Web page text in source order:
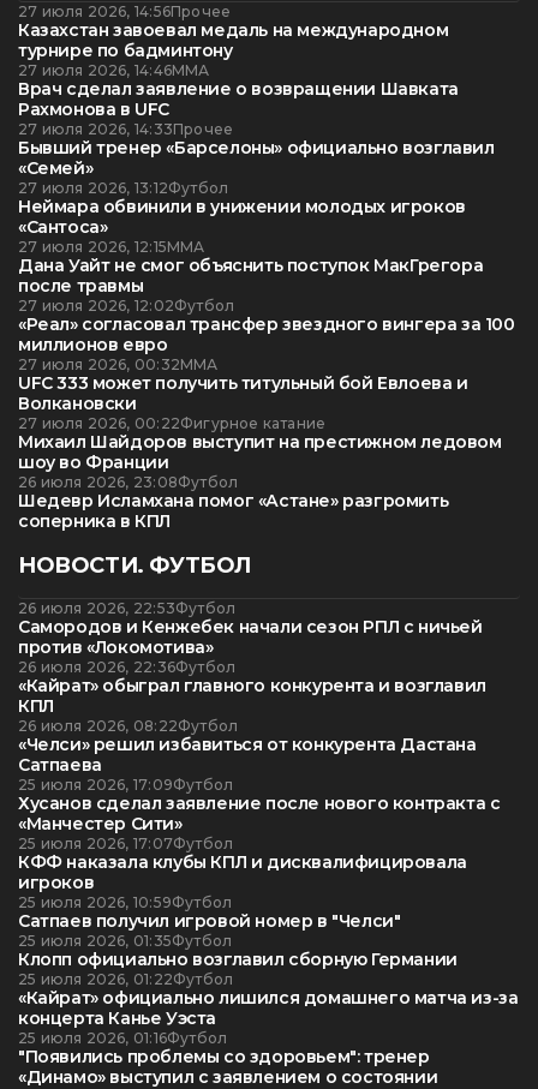
27 июля 2026, 14:56Прочее
Казахстан завоевал медаль на международном
турнире по бадминтону
27 июля 2026, 14:46ММА
Врач сделал заявление о возвращении Шавката
Рахмонова в UFC
27 июля 2026, 14:33Прочее
Бывший тренер «Барселоны» официально возглавил
«Семей»
27 июля 2026, 13:12Футбол
Неймара обвинили в унижении молодых игроков
«Сантоса»
27 июля 2026, 12:15ММА
Дана Уайт не смог объяснить поступок МакГрегора
после травмы
27 июля 2026, 12:02Футбол
«Реал» согласовал трансфер звездного вингера за 100
миллионов евро
27 июля 2026, 00:32ММА
UFC 333 может получить титульный бой Евлоева и
Волкановски
27 июля 2026, 00:22Фигурное катание
Михаил Шайдоров выступит на престижном ледовом
шоу во Франции
26 июля 2026, 23:08Футбол
Шедевр Исламхана помог «Астане» разгромить
соперника в КПЛ
НОВОСТИ. ФУТБОЛ
26 июля 2026, 22:53Футбол
Самородов и Кенжебек начали сезон РПЛ с ничьей
против «Локомотива»
26 июля 2026, 22:36Футбол
«Кайрат» обыграл главного конкурента и возглавил
КПЛ
26 июля 2026, 08:22Футбол
«Челси» решил избавиться от конкурента Дастана
Сатпаева
25 июля 2026, 17:09Футбол
Хусанов сделал заявление после нового контракта с
«Манчестер Сити»
25 июля 2026, 17:07Футбол
КФФ наказала клубы КПЛ и дисквалифицировала
игроков
25 июля 2026, 10:59Футбол
Сатпаев получил игровой номер в "Челси"
25 июля 2026, 01:35Футбол
Клопп официально возглавил сборную Германии
25 июля 2026, 01:22Футбол
«Кайрат» официально лишился домашнего матча из-за
концерта Канье Уэста
25 июля 2026, 01:16Футбол
"Появились проблемы со здоровьем": тренер
«Динамо» выступил с заявлением о состоянии